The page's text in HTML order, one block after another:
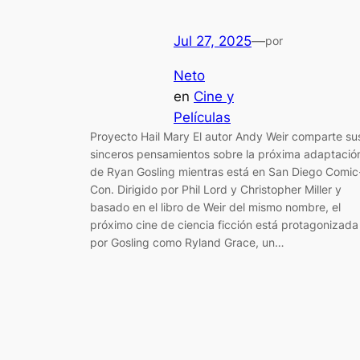
Jul 27, 2025—por
Neto
en Cine y
Películas
Proyecto Hail Mary El autor Andy Weir comparte
sinceros pensamientos sobre la próxima
de Ryan Gosling mientras está en San Diego
Con. Dirigido por Phil Lord y Christopher Miller y
basado en el libro de Weir del mismo nombre, el
próximo cine de ciencia ficción está protagonizada
por Gosling como Ryland Grace, un…